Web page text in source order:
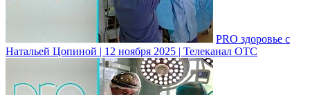
PRO здоровье с
Натальей Цопиной | 12 ноября 2025 | Телеканал ОТС